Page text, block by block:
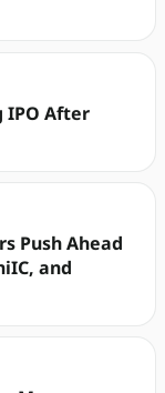
IPO After
Push Ahead
and